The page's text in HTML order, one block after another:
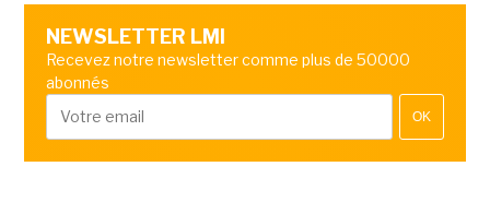
NEWSLETTER LMI
Recevez notre newsletter comme plus de 50000
abonnés
OK